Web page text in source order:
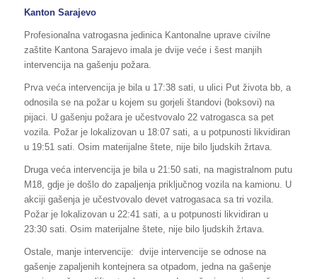
Kanton Sarajevo
Profesionalna vatrogasna jedinica Kantonalne uprave civilne
zaštite Kantona Sarajevo imala je dvije veće i šest manjih
intervencija na gašenju požara.
Prva veća intervencija je bila u 17:38 sati, u ulici Put života bb, a
odnosila se na požar u kojem su gorjeli štandovi (boksovi) na
pijaci. U gašenju požara je učestvovalo 22 vatrogasca sa pet
vozila. Požar je lokalizovan u 18:07 sati, a u potpunosti likvidiran
u 19:51 sati. Osim materijalne štete, nije bilo ljudskih žrtava.
Druga veća intervencija je bila u 21:50 sati, na magistralnom putu
M18, gdje je došlo do zapaljenja priključnog vozila na kamionu. U
akciji gašenja je učestvovalo devet vatrogasaca sa tri vozila.
Požar je lokalizovan u 22:41 sati, a u potpunosti likvidiran u
23:30 sati. Osim materijalne štete, nije bilo ljudskih žrtava.
Ostale, manje intervencije: dvije intervencije se odnose na
gašenje zapaljenih kontejnera sa otpadom, jedna na gašenje